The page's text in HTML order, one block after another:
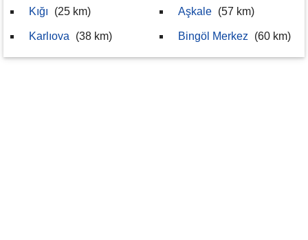
Kığı (25 km)
Karlıova (38 km)
Aşkale (57 km)
Bingöl Merkez (60 km)